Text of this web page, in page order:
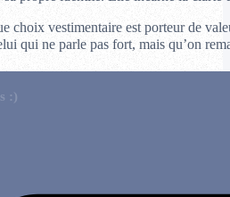
choix vestimentaire est porteur de
qui ne parle pas fort, mais qu’on
:)